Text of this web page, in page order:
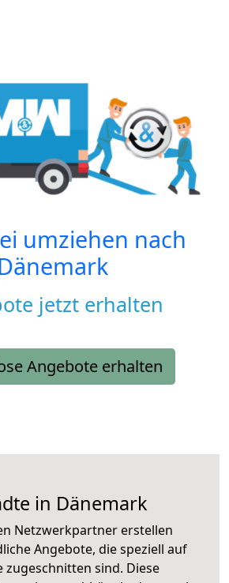
umziehen nach
jetzt erhalten
Angebote erhalten
in Dänemark
Netzwerkpartner erstellen
Angebote, die speziell auf
zugeschnitten sind. Diese